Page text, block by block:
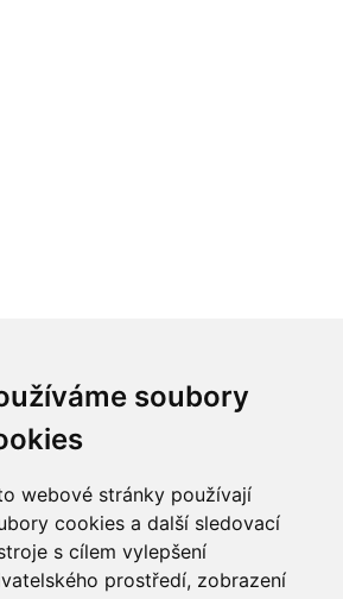
soubory
webové stránky používají
cookies a další sledovací
s cílem vylepšení
prostředí, zobrazení
8. 2026 probíhá v naší firmě
nás až po jejím ukončení.